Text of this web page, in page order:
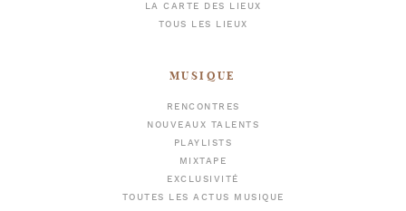
LA CARTE DES LIEUX
TOUS LES LIEUX
MUSIQUE
RENCONTRES
NOUVEAUX TALENTS
PLAYLISTS
MIXTAPE
EXCLUSIVITÉ
TOUTES LES ACTUS MUSIQUE